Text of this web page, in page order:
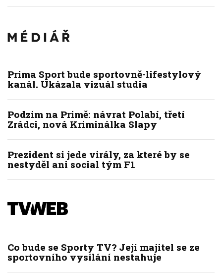
Prima Sport bude sportovně-lifestylový
kanál. Ukázala vizuál studia
Podzim na Primě: návrat Polabí, třetí
Zrádci, nová Kriminálka Slapy
Prezident si jede virály, za které by se
nestyděl ani social tým F1
Co bude se Sporty TV? Její majitel se ze
sportovního vysílání nestahuje